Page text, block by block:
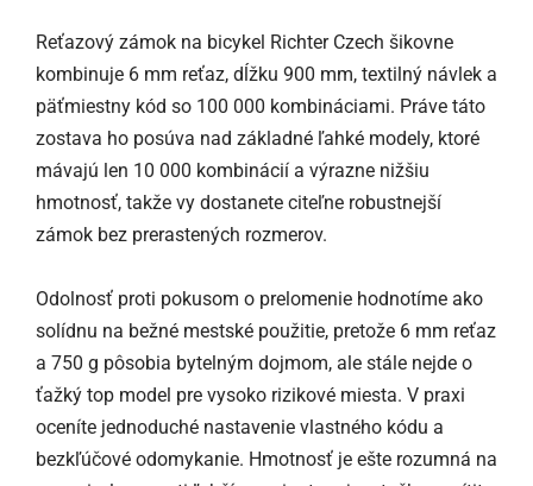
Reťazový zámok na bicykel Richter Czech šikovne
kombinuje 6 mm reťaz, dĺžku 900 mm, textilný návlek a
päťmiestny kód so 100 000 kombináciami. Práve táto
zostava ho posúva nad základné ľahké modely, ktoré
mávajú len 10 000 kombinácií a výrazne nižšiu
hmotnosť, takže vy dostanete citeľne robustnejší
zámok bez prerastených rozmerov.
Odolnosť proti pokusom o prelomenie hodnotíme ako
solídnu na bežné mestské použitie, pretože 6 mm reťaz
a 750 g pôsobia bytelným dojmom, ale stále nejde o
ťažký top model pre vysoko rizikové miesta. V praxi
oceníte jednoduché nastavenie vlastného kódu a
bezkľúčové odomykanie. Hmotnosť je ešte rozumná na